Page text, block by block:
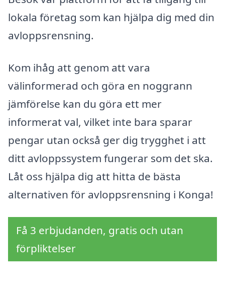
lokala företag som kan hjälpa dig med din
avloppsrensning.
Kom ihåg att genom att vara
välinformerad och göra en noggrann
jämförelse kan du göra ett mer
informerat val, vilket inte bara sparar
pengar utan också ger dig trygghet i att
ditt avloppssystem fungerar som det ska.
Låt oss hjälpa dig att hitta de bästa
alternativen för avloppsrensning i Konga!
Få 3 erbjudanden, gratis och utan
förpliktelser